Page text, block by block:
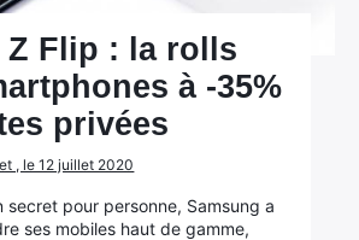
Z Flip : la rolls
à -35%
privées
, le 12 juillet 2020
secret pour personne, Samsung a
ses mobiles haut de gamme,